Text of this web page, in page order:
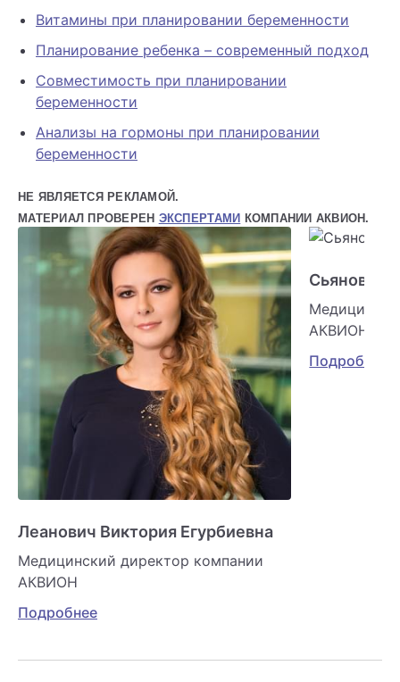
Витамины при планировании беременности
Планирование ребенка – современный подход
Совместимость при планировании
беременности
Анализы на гормоны при планировании
беременности
НЕ ЯВЛЯЕТСЯ РЕКЛАМОЙ.
МАТЕРИАЛ ПРОВЕРЕН ЭКСПЕРТАМИ КОМПАНИИ АКВИОН.
Леанович Виктория Егурбиевна
Медицинский директор компании
АКВИОН
Подробнее
Сьянова
АКВИОН
Подробнее